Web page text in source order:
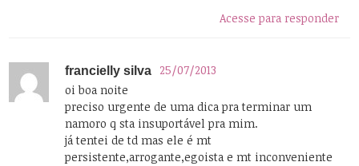
Acesse para responder
francielly silva
25/07/2013
oi boa noite
preciso urgente de uma dica pra terminar um
namoro q sta insuportável pra mim.
já tentei de td mas ele é mt
persistente,arrogante,egoista e mt inconveniente